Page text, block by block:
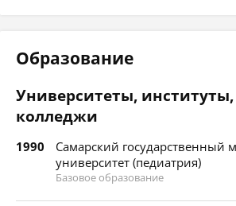
Образование
Университеты,
колледжи
1990
Самарский государственный
университет (педиатрия)
Базовое образование